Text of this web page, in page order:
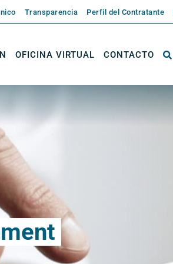
Transparencia Perfil del Contratante
OFICINA VIRTUAL CONTACTO